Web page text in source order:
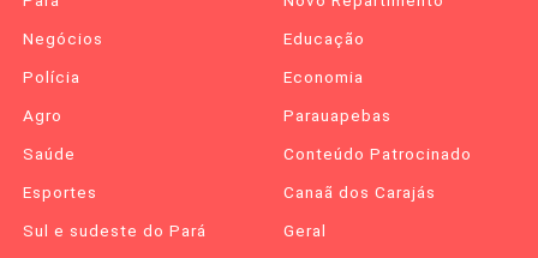
Negócios
Educação
Polícia
Economia
Agro
Parauapebas
Saúde
Conteúdo Patrocinado
Esportes
Canaã dos Carajás
Sul e sudeste do Pará
Geral